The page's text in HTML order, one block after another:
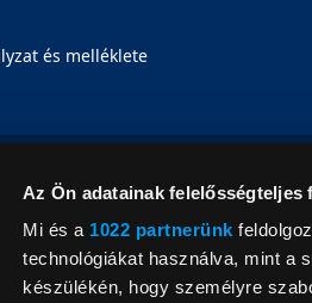
Az Ön adatainak felelősségteljes
Mi és a 1022 partnerünk
technológiákat használva, mint a
készülékén, hogy személyre
és melléklete